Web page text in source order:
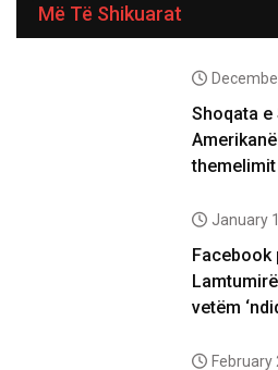
Më Të Shikuarat
Shoqata
themelimit
January
Facebook
vetëm
February